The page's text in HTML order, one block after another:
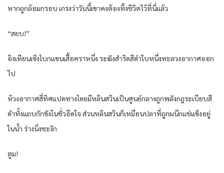
หากถูกล้อมกรอบ เกรงว่าวันนี้เขาคงต้องทิ้งชีวิตไว้ที่นี่แล้ว
“สยบ!”
อิงเทียนเซิงโบกแขนเสื้อคราหนึ่ง ระฆังสำริดสีดำใบหนึ่งทะลวงอากาศออก
ไป
ห้วงอากาศสี่ทิศแปดทางโดยมีหลินสวินเป็นศูนย์กลางถูกพลังกฎระเบียบสี
ดำทั้งแถบกักขังในชั่วอึดใจ ส่วนหลินสวินก็เหมือนปลาที่ถูกผนึกแช่แข็งอยู่
ในน้ำ ร่างนิ่งชะงัก
ตูม!